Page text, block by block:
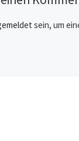
sein, um